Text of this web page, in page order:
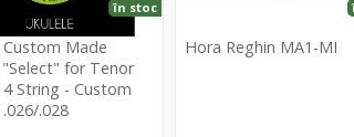
Made
for Tenor
4 String - Custom
.028
în stoc
Hora Reghin MA1-MI